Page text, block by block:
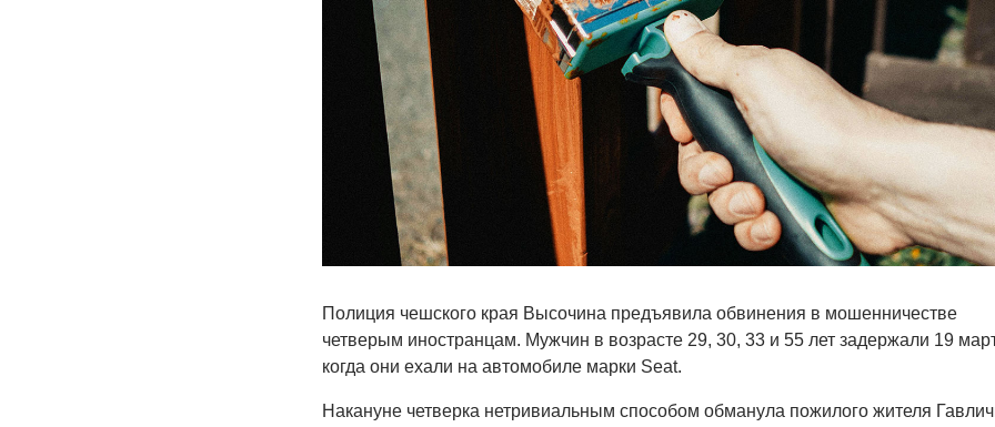
Полиция чешского края Высочина предъявила обвинения в мошенничестве
четверым иностранцам. Мужчин в возрасте 29, 30, 33 и 55 лет задержали 19
когда они ехали на автомобиле марки Seat.
Накануне четверка нетривиальным способом обманула пожилого жителя